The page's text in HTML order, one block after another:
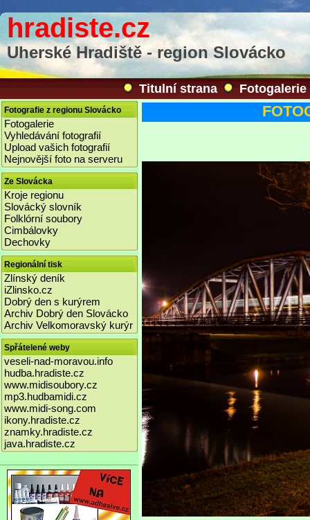
hradiste.cz
Uherské Hradiště - region Slovácko
Titulní strana Fotogalerie
Fotografie z regionu Slovácko
Fotogalerie
Vyhledávání fotografií
Upload vašich fotografií
Nejnovější foto na serveru
Ze Slovácka
Kroje regionu
Slovácký slovník
Folklórní soubory
Cimbálovky
Dechovky
Regionální tisk
Zlínský deník
iZlinsko.cz
Dobrý den s kurýrem
Archiv Dobrý den Slovácko
Archiv Velkomoravský kurýr
Spřátelené weby
veseli-nad-moravou.info
hudba.hradiste.cz
www.midisoubory.cz
mp3.hudbamidi.cz
www.midi-song.com
ikony.hradiste.cz
znamky.hradiste.cz
java.hradiste.cz